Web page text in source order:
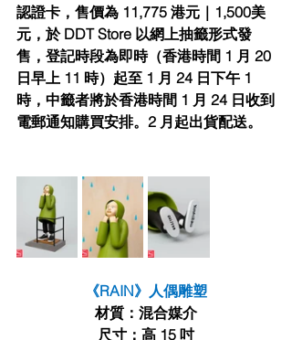
認證卡，售價為 11,775 港元｜1,500美
元，於 DDT Store 以網上抽籤形式發
售，登記時段為即時（⾹港時間 1 ⽉ 20
⽇早上 11 時）起⾄ 1 ⽉ 24 ⽇下午 1
時，中籤者將於⾹港時間 1 ⽉ 24 ⽇收到
電郵通知購買安排。2 ⽉起出貨配送。
《RAIN》⼈偶雕塑
材質：混合媒介
尺⼨：⾼ 15 吋